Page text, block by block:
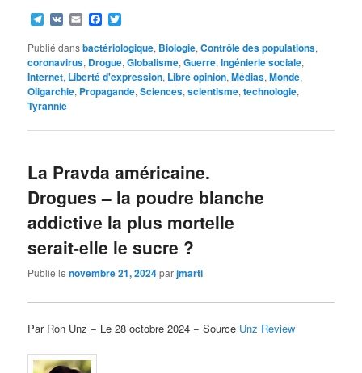
Telegram
VK EmailFacebook
Publié dansbactériologique, Biologie,Contrôle des populations,
coronavirus, Drogue,Globalisme,Guerre,Ingénierie sociale,
Internet, Liberté d'expression, Libre opinion,Médias,Monde,
Oligarchie, Propagande,Sciences,scientisme,technologie,
Tyrannie
La Pravda américaine.
Drogues – la poudre blanche
addictive la plus mortelle
serait-elle le sucre ?
Publié lenovembre 21, 2024parjmarti
Par Ron Unz − Le 28 octobre 2024 − Source Unz Review